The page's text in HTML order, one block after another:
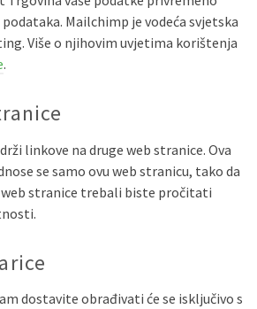
Mailchimp je vodeća svjetska
Više o njihovim uvjetima korištenja
.
linkove na druge web stranice. Ova
se samo ovu web stranicu, tako da
stranice trebali biste pročitati
dostavite obrađivati će se isključivo s